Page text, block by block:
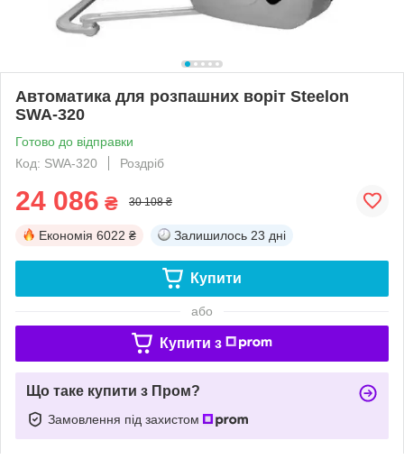
Автоматика для розпашних воріт Steelon
SWA-320
Готово до відправки
Код: SWA-320
Роздріб
24 086 ₴ 30 108 ₴
Економія 6022 ₴ Залишилось 23 дні
Купити
або
Купити з
Що таке купити з Пром?
Замовлення під захистом